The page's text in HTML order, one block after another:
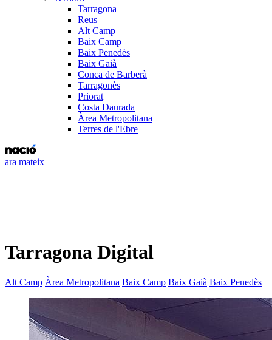
Tarragona
Reus
Alt Camp
Baix Camp
Baix Penedès
Baix Gaià
Conca de Barberà
Tarragonès
Priorat
Costa Daurada
Àrea Metropolitana
Terres de l'Ebre
ara mateix
Tarragona Digital
Alt Camp Àrea Metropolitana Baix Camp Baix Gaià Baix Penedès